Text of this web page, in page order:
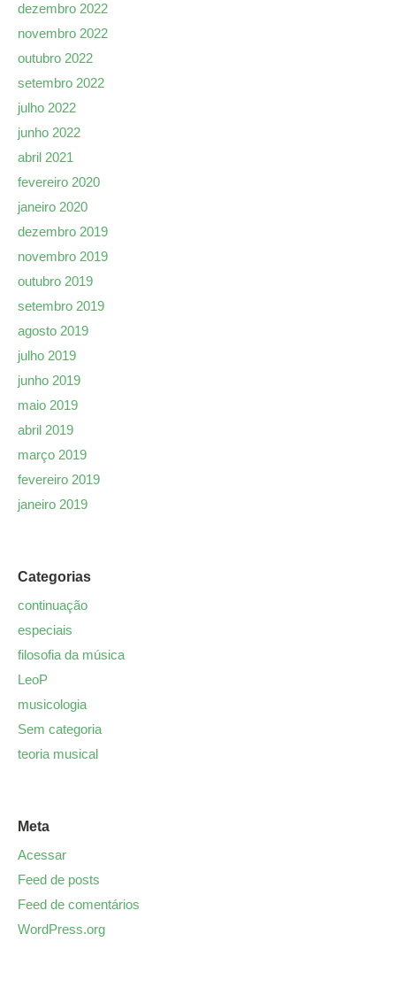
dezembro 2022
novembro 2022
outubro 2022
setembro 2022
julho 2022
junho 2022
abril 2021
fevereiro 2020
janeiro 2020
dezembro 2019
novembro 2019
outubro 2019
setembro 2019
agosto 2019
julho 2019
junho 2019
maio 2019
abril 2019
março 2019
fevereiro 2019
janeiro 2019
Categorias
continuação
especiais
filosofia da música
LeoP
musicologia
Sem categoria
teoria musical
Meta
Acessar
Feed de posts
Feed de comentários
WordPress.org